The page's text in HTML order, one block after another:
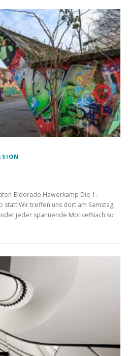
Eldorado Hawerkamp Die 1.
statt!Wir treffen uns dort am Samstag,
jeder spannende Motive!Nach so